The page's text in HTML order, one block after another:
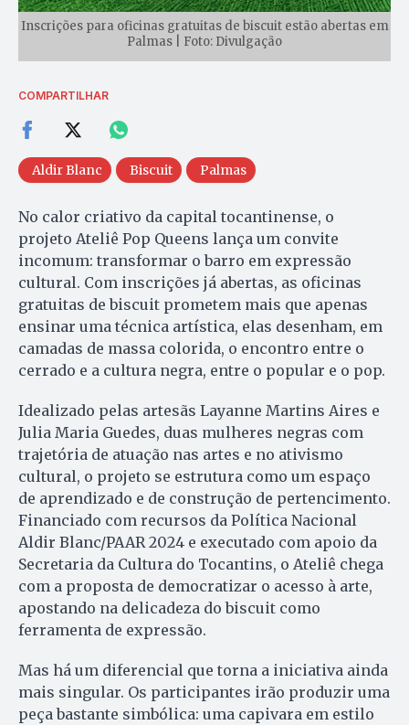
Inscrições para oficinas gratuitas de biscuit estão abertas em
Palmas | Foto: Divulgação
COMPARTILHAR
Aldir Blanc Biscuit Palmas
No calor criativo da capital tocantinense, o
projeto Ateliê Pop Queens lança um convite
incomum: transformar o barro em expressão
cultural. Com inscrições já abertas, as oficinas
gratuitas de biscuit prometem mais que apenas
ensinar uma técnica artística, elas desenham, em
camadas de massa colorida, o encontro entre o
cerrado e a cultura negra, entre o popular e o pop.
Idealizado pelas artesãs Layanne Martins Aires e
Julia Maria Guedes, duas mulheres negras com
trajetória de atuação nas artes e no ativismo
cultural, o projeto se estrutura como um espaço
de aprendizado e de construção de pertencimento.
Financiado com recursos da Política Nacional
Aldir Blanc/PAAR 2024 e executado com apoio da
Secretaria da Cultura do Tocantins, o Ateliê chega
com a proposta de democratizar o acesso à arte,
apostando na delicadeza do biscuit como
ferramenta de expressão.
Mas há um diferencial que torna a iniciativa ainda
mais singular. Os participantes irão produzir uma
peça bastante simbólica: uma capivara em estilo